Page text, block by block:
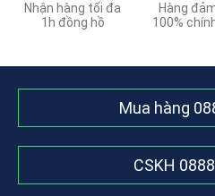
Nhận hàng tối đa
1h đồng hồ
Hàng
100%
Mua hàng
CSKH